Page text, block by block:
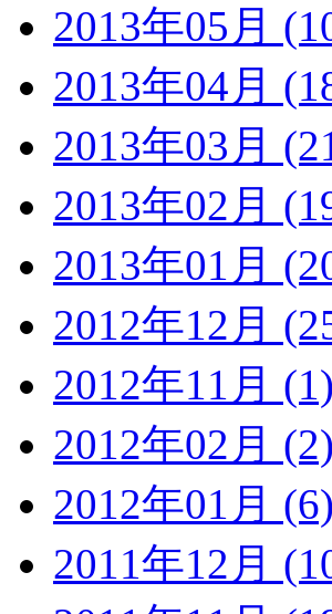
2013年05月
2013年04月
2013年03月
2013年02月
2013年01月
2012年12月
2012年11月 (1)
2012年02月 (2)
2012年01月 (6)
2011年12月